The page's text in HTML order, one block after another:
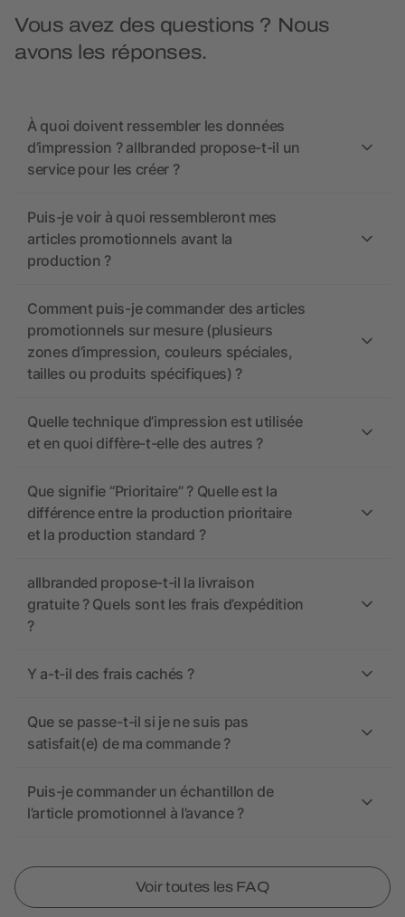
Vous avez des questions ? Nous
avons les réponses.
À quoi doivent ressembler les données
d’impression ? allbranded propose-t-il un
service pour les créer ?
Puis-je voir à quoi ressembleront mes
articles promotionnels avant la
production ?
Comment puis-je commander des articles
promotionnels sur mesure (plusieurs
zones d’impression, couleurs spéciales,
tailles ou produits spécifiques) ?
Quelle technique d’impression est utilisée
et en quoi diffère-t-elle des autres ?
Que signifie “Prioritaire” ? Quelle est la
différence entre la production prioritaire
et la production standard ?
allbranded propose-t-il la livraison
gratuite ? Quels sont les frais d’expédition
?
Y a-t-il des frais cachés ?
Que se passe-t-il si je ne suis pas
satisfait(e) de ma commande ?
Puis-je commander un échantillon de
l’article promotionnel à l’avance ?
Voir toutes les FAQ